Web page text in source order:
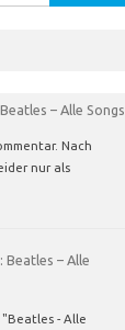
– Alle Songs
Nach
nur als
Beatles – Alle
- Alle